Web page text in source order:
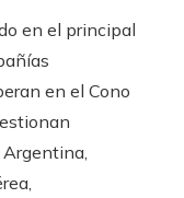
en el principal
en el Cono